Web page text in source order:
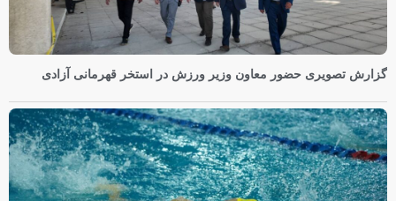
گزارش تصویری حضور معاون وزیر ورزش در استخر قهرمانی آزادی